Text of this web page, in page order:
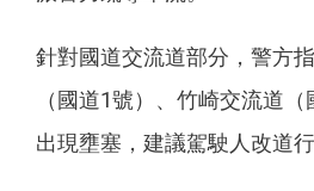
針對國道交流道部分，警方
（國道1號）、竹崎交流道
出現壅塞，建議駕駛人改道行